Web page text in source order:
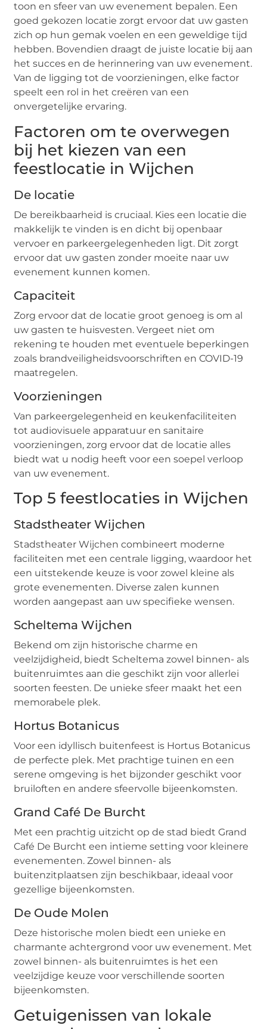
toon en sfeer van uw evenement bepalen. Een
goed gekozen locatie zorgt ervoor dat uw gasten
zich op hun gemak voelen en een geweldige tijd
hebben. Bovendien draagt de juiste locatie bij aan
het succes en de herinnering van uw evenement.
Van de ligging tot de voorzieningen, elke factor
speelt een rol in het creëren van een
onvergetelijke ervaring.
Factoren om te overwegen
bij het kiezen van een
feestlocatie in Wijchen
De locatie
De bereikbaarheid is cruciaal. Kies een locatie die
makkelijk te vinden is en dicht bij openbaar
vervoer en parkeergelegenheden ligt. Dit zorgt
ervoor dat uw gasten zonder moeite naar uw
evenement kunnen komen.
Capaciteit
Zorg ervoor dat de locatie groot genoeg is om al
uw gasten te huisvesten. Vergeet niet om
rekening te houden met eventuele beperkingen
zoals brandveiligheidsvoorschriften en COVID-19
maatregelen.
Voorzieningen
Van parkeergelegenheid en keukenfaciliteiten
tot audiovisuele apparatuur en sanitaire
voorzieningen, zorg ervoor dat de locatie alles
biedt wat u nodig heeft voor een soepel verloop
van uw evenement.
Top 5 feestlocaties in Wijchen
Stadstheater Wijchen
Stadstheater Wijchen combineert moderne
faciliteiten met een centrale ligging, waardoor het
een uitstekende keuze is voor zowel kleine als
grote evenementen. Diverse zalen kunnen
worden aangepast aan uw specifieke wensen.
Scheltema Wijchen
Bekend om zijn historische charme en
veelzijdigheid, biedt Scheltema zowel binnen- als
buitenruimtes aan die geschikt zijn voor allerlei
soorten feesten. De unieke sfeer maakt het een
memorabele plek.
Hortus Botanicus
Voor een idyllisch buitenfeest is Hortus Botanicus
de perfecte plek. Met prachtige tuinen en een
serene omgeving is het bijzonder geschikt voor
bruiloften en andere sfeervolle bijeenkomsten.
Grand Café De Burcht
Met een prachtig uitzicht op de stad biedt Grand
Café De Burcht een intieme setting voor kleinere
evenementen. Zowel binnen- als
buitenzitplaatsen zijn beschikbaar, ideaal voor
gezellige bijeenkomsten.
De Oude Molen
Deze historische molen biedt een unieke en
charmante achtergrond voor uw evenement. Met
zowel binnen- als buitenruimtes is het een
veelzijdige keuze voor verschillende soorten
bijeenkomsten.
Getuigenissen van lokale